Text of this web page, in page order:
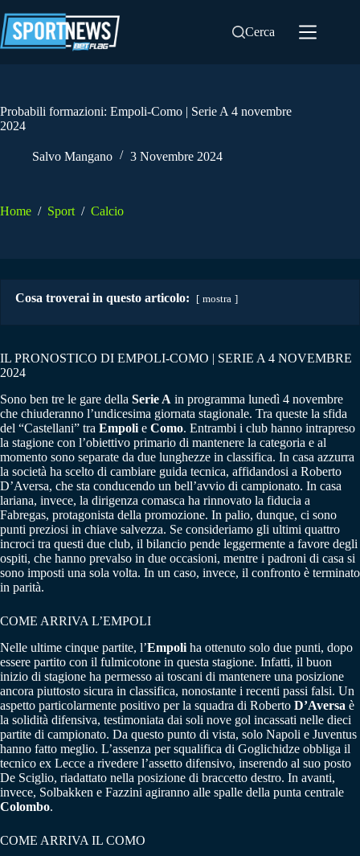
al
contenuto
Cerca
Probabili formazioni: Empoli-Como | Serie A 4 novembre
2024
Salvo Mangano 3 Novembre 2024
Home / Sport / Calcio
Cosa troverai in questo articolo: mostra
IL PRONOSTICO DI EMPOLI-COMO | SERIE A 4 NOVEMBRE
2024
Sono ben tre le gare della Serie A in programma lunedì 4 novembre
che chiuderanno l’undicesima giornata stagionale. Tra queste la sfida
del “Castellani” tra Empoli e Como. Entrambi i club hanno intrapreso
la stagione con l’obiettivo primario di mantenere la categoria e al
momento sono separate da due lunghezze in classifica. In casa azzurra
la società ha scelto di cambiare guida tecnica, affidandosi a Roberto
D’Aversa, che sta conducendo un bell’avvio di campionato. In casa
lariana, invece, la dirigenza comasca ha rinnovato la fiducia a
Fabregas, protagonista della promozione. In palio, dunque, ci sono
punti preziosi in chiave salvezza. Se consideriamo gli ultimi quattro
incroci tra questi due club, il bilancio pende leggermente a favore degli
ospiti, che hanno prevalso in due occasioni, mentre i padroni di casa si
sono imposti una sola volta. In un caso, invece, il confronto è terminato
in parità.
COME ARRIVA L’EMPOLI
Nelle ultime cinque partite, l’Empoli ha ottenuto solo due punti, dopo
essere partito con il fulmicotone in questa stagione. Infatti, il buon
inizio di stagione ha permesso ai toscani di mantenere una posizione
ancora piuttosto sicura in classifica, nonostante i recenti passi falsi. Un
aspetto particolarmente positivo per la squadra di Roberto D’Aversa è
la solidità difensiva, testimoniata dai soli nove gol incassati nelle dieci
partite di campionato. Da questo punto di vista, solo Napoli e Juventus
hanno fatto meglio. L’assenza per squalifica di Goglichidze obbliga il
tecnico ex Lecce a rivedere l’assetto difensivo, inserendo al suo posto
De Sciglio, riadattato nella posizione di braccetto destro. In avanti,
invece, Solbakken e Fazzini agiranno alle spalle della punta centrale
Colombo.
COME ARRIVA IL COMO